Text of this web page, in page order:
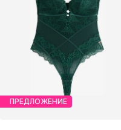
ПРЕДЛОЖЕНИЕ